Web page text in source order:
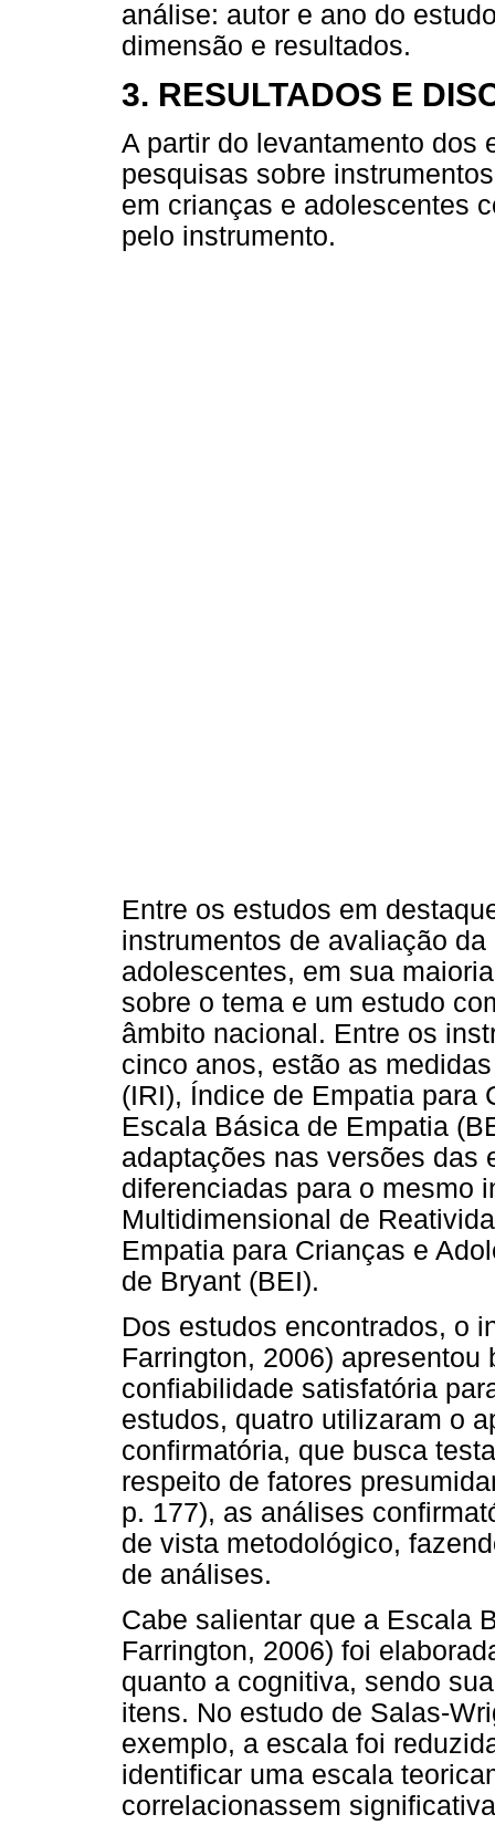
análise: autor e ano do
dimensão e resultados.
3. RESULTADOS E
A partir do levantamento dos
pesquisas sobre
em crianças e adolescentes
pelo instrumento.
Entre os estudos em
instrumentos de avaliação
adolescentes, em sua
sobre o tema e um estudo
âmbito nacional. Entre os
cinco anos, estão as
(IRI), Índice de Empatia para
Escala Básica de Empatia
adaptações nas versões das
diferenciadas para o mesmo
Multidimensional de
Empatia para Crianças e
de Bryant (BEI).
Dos estudos encontrados, o
Farrington, 2006)
confiabilidade satisfatória
estudos, quatro utilizaram o
confirmatória, que busca
respeito de fatores
p. 177), as análises
de vista metodológico,
de análises.
Cabe salientar que a Escala
Farrington, 2006) foi
quanto a cognitiva, sendo
itens. No estudo de Salas-
exemplo, a escala foi
identificar uma escala
correlacionassem